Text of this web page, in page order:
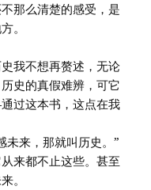
那么清楚的感受，是
。
我不想再赘述，无论
史的真假难辨，可它
过这本书，这点在我
未来，那就叫历史。”
来都不止这些。甚至
。